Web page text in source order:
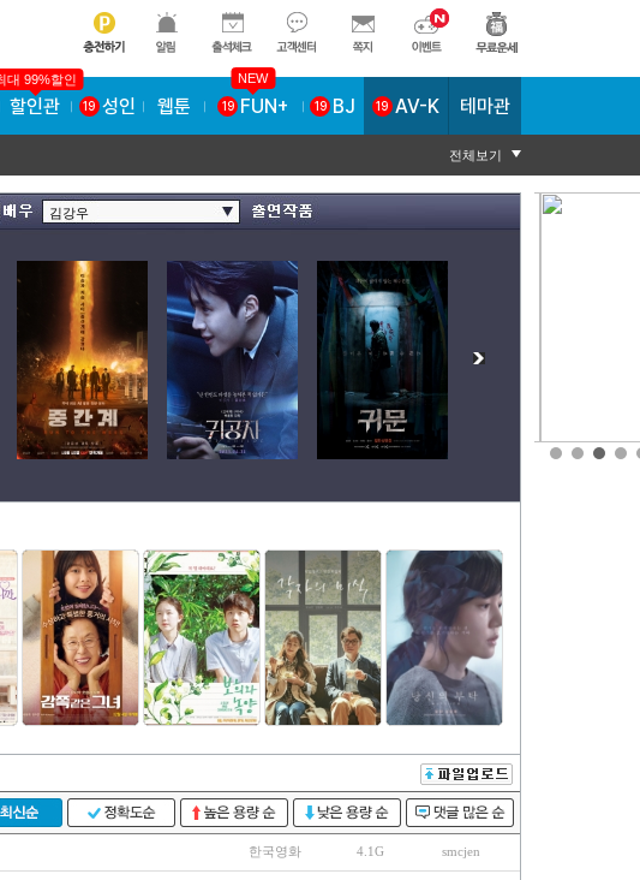
할인관
대 99%할인
19 성인 웹툰 19 FUN+
NEW
19 BJ 19 AV-K 테마관
전체보기
김강우
한국영화 4.1G smcjen